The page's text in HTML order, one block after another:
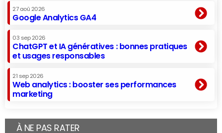
27 aoû 2026
Google Analytics GA4
03 sep 2026
ChatGPT et IA génératives : bonnes pratiques
et usages responsables
21 sep 2026
Web analytics : booster ses performances
marketing
À NE PAS RATER